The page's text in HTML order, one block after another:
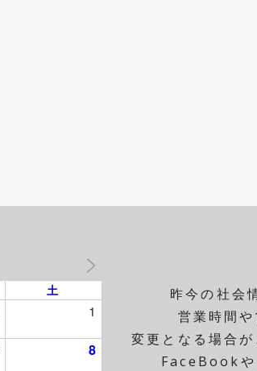
土
1
8
昨今の社会
営業時間
変更となる場合
FaceBookや